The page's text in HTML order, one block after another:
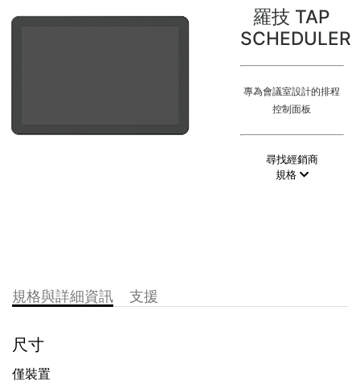
羅技 TAP
SCHEDULER
專為會議室設計的排程
控制面板
尋找經銷商
規格
規格與詳細資訊 支援
尺寸
僅裝置